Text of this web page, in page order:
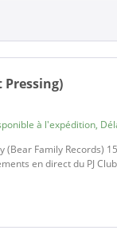
The
Pressing)
à l'expédition,
Family Records)
en direct du PJ